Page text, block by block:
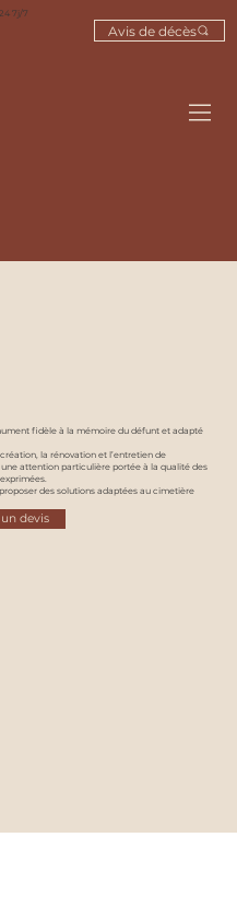
Avis de décès
7j/7
fidèle à la mémoire du défunt et adapté
la rénovation et l’entretien de
attention particulière portée à la qualité des
des solutions adaptées au cimetière
devis